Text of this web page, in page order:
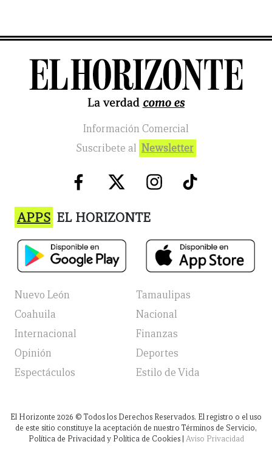
Información Comercial
Suscribete al Newsletter
APPS EL HORIZONTE
Nuevo León
Tamaulipas
Coahuila
Nacional
Internacional
Finanzas
Opinión
Deportes
Espectáculos
Estilo de Vida
El Horizonte 2026 © Todos los Derechos Reservados. El registro o el uso
de este sitio constituye la aceptación de nuestro Términos de Servicio,
Política de Privacidad y Política de Cookies | Aviso Privacidad